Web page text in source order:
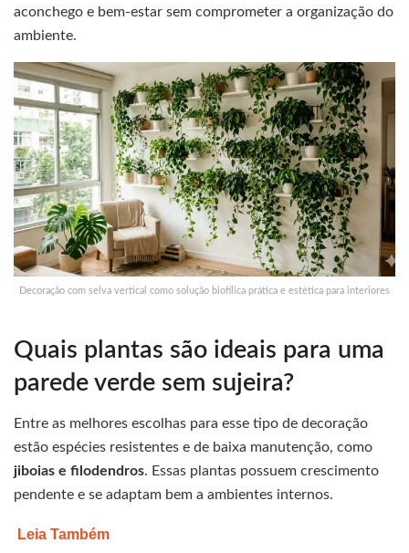
aconchego e bem-estar sem comprometer a organização do
ambiente.
Decoração com selva vertical como solução biofílica prática e estética para interiores
Quais plantas são ideais para uma
parede verde sem sujeira?
Entre as melhores escolhas para esse tipo de decoração
estão espécies resistentes e de baixa manutenção, como
jiboias e filodendros. Essas plantas possuem crescimento
pendente e se adaptam bem a ambientes internos.
Leia Também